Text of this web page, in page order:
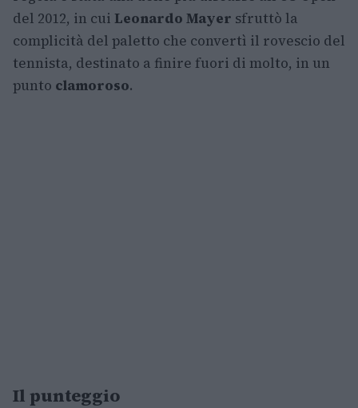
del 2012, in cui Leonardo Mayer sfruttò la
complicità del paletto che convertì il rovescio del
tennista, destinato a finire fuori di molto, in un
punto clamoroso.
Il punteggio